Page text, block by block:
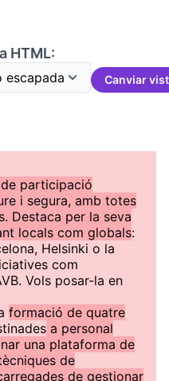
HTML:
Canviar
participació
i segura, amb totes
Destaca per la seva
locals com globals:
Helsinki o la
com
Vols posar-la en
formació de quatre
a personal
una plataforma de
de
de gestionar